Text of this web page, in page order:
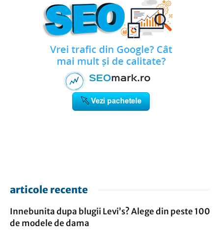
articole recente
Innebunita dupa blugii Levi’s? Alege din peste 100
de modele de dama